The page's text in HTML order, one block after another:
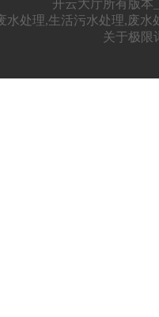
开云大厅所有版
水处理,生活污水处理,废
关于极限